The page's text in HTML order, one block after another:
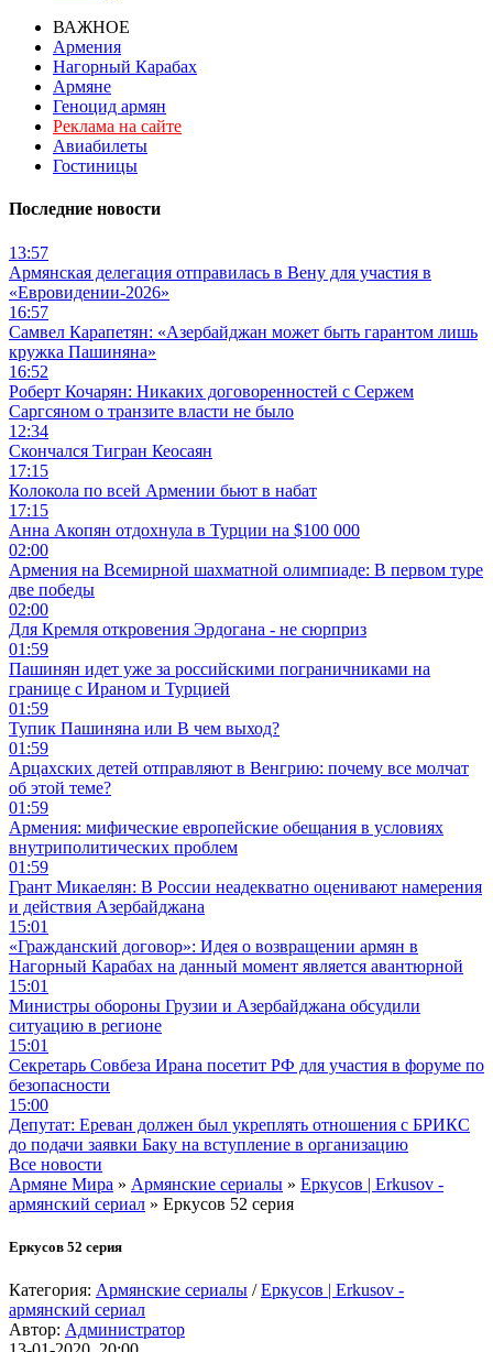
ВАЖНОЕ
Армения
Нагорный Карабах
Армяне
Геноцид армян
Реклама на сайте
Авиабилеты
Гостиницы
Последние новости
13:57
Армянская делегация отправилась в Вену для участия в
«Евровидении-2026»
16:57
Самвел Карапетян: «Азербайджан может быть гарантом лишь
кружка Пашиняна»
16:52
Роберт Кочарян: Никаких договоренностей с Сержем
Саргсяном о транзите власти не было
12:34
Скончался Тигран Кеосаян
17:15
Колокола по всей Армении бьют в набат
17:15
Анна Акопян отдохнула в Турции на $100 000
02:00
Армения на Всемирной шахматной олимпиаде: В первом туре
две победы
02:00
Для Кремля откровения Эрдогана - не сюрприз
01:59
Пашинян идет уже за российскими пограничниками на
границе с Ираном и Турцией
01:59
Тупик Пашиняна или В чем выход?
01:59
Арцахских детей отправляют в Венгрию: почему все молчат
об этой теме?
01:59
Армения: мифические европейские обещания в условиях
внутриполитических проблем
01:59
Грант Микаелян: В России неадекватно оценивают намерения
и действия Азербайджана
15:01
«Гражданский договор»: Идея о возвращении армян в
Нагорный Карабах на данный момент является авантюрной
15:01
Министры обороны Грузии и Азербайджана обсудили
ситуацию в регионе
15:01
Секретарь Совбеза Ирана посетит РФ для участия в форуме по
безопасности
15:00
Депутат: Ереван должен был укреплять отношения с БРИКС
до подачи заявки Баку на вступление в организацию
Все новости
Армяне Мира » Армянские сериалы » Еркусов | Erkusov -
армянский сериал » Еркусов 52 серия
Еркусов 52 серия
Категория: Армянские сериалы /Еркусов | Erkusov -
армянский сериал
Автор: Администратор